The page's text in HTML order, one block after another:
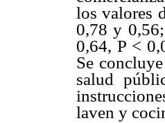
los valores
0,78 y
0,64, P <
Se
salud
laven y